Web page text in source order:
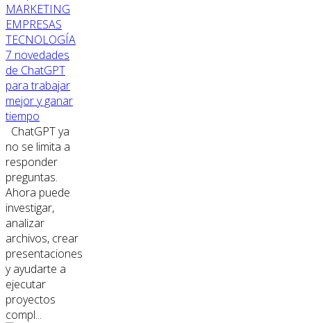
MARKETING
EMPRESAS
TECNOLOGÍA
7 novedades
de ChatGPT
para trabajar
mejor y ganar
tiempo
ChatGPT ya
no se limita a
responder
preguntas.
Ahora puede
investigar,
analizar
archivos, crear
presentaciones
y ayudarte a
ejecutar
proyectos
compl...